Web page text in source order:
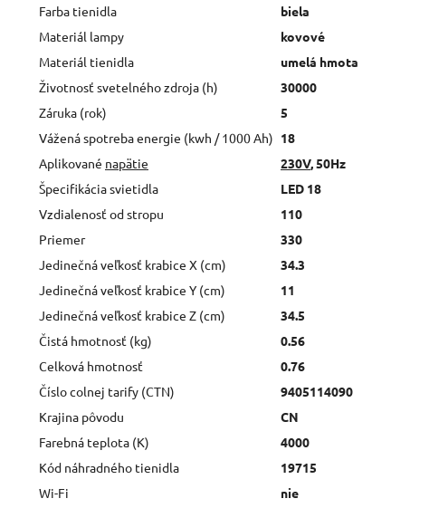
Farba tienidla
biela
Materiál lampy
kovové
Materiál tienidla
umelá hmota
Životnosť svetelného zdroja (h)
30000
Záruka (rok)
5
Vážená spotreba energie (kwh / 1000 Ah) 18
Aplikované napätie 230V, 50Hz
Špecifikácia svietidla
LED 18
Vzdialenosť od stropu
110
Priemer
330
Jedinečná veľkosť krabice X (cm)
34.3
Jedinečná veľkosť krabice Y (cm)
11
Jedinečná veľkosť krabice Z (cm)
34.5
Čistá hmotnosť (kg)
0.56
Celková hmotnosť
0.76
Číslo colnej tarify (CTN)
9405114090
Krajina pôvodu
CN
Farebná teplota (K)
4000
Kód náhradného tienidla
19715
Wi-Fi
nie